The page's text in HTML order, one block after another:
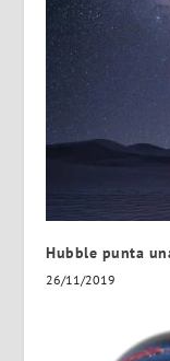
Hubble punta
26/11/2019